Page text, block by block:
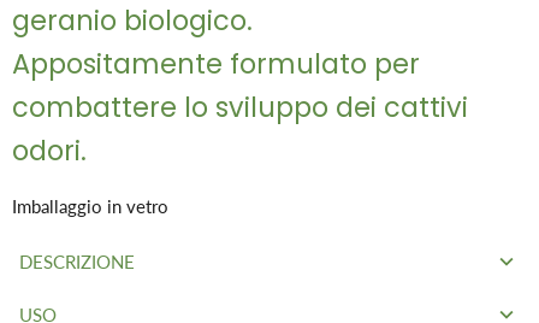
geranio biologico.
Appositamente formulato per
combattere lo sviluppo dei cattivi
odori.
Imballaggio in vetro
DESCRIZIONE
USO